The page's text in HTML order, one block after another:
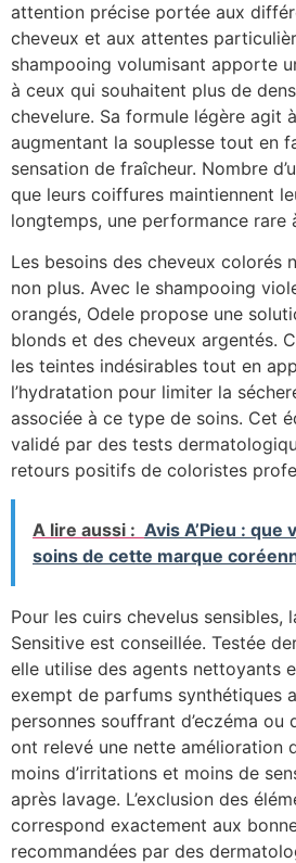
attention précise portée aux
cheveux et aux attentes
shampooing volumisant apporte
à ceux qui souhaitent plus de
chevelure. Sa formule légère agit
augmentant la souplesse tout en
sensation de fraîcheur. Nombre
que leurs coiffures maintiennent
longtemps, une performance rare
Les besoins des cheveux colorés
non plus. Avec le shampooing
orangés, Odele propose une
blonds et des cheveux argentés.
les teintes indésirables tout en
l’hydratation pour limiter la
associée à ce type de soins. Cet
validé par des tests
retours positifs de coloristes
A lire aussi : Avis A’Pieu :
soins de cette marque
Pour les cuirs chevelus sensibles,
Sensitive est conseillée. Testée
elle utilise des agents nettoyants
exempt de parfums synthétiques
personnes souffrant d’eczéma ou
ont relevé une nette amélioration
moins d’irritations et moins de
après lavage. L’exclusion des
correspond exactement aux
recommandées par des